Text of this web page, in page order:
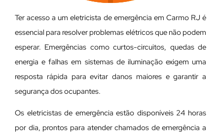
Ter acesso a um eletricista de emergência em Carmo RJ é
essencial para resolver problemas elétricos que não podem
esperar. Emergências como curtos-circuitos, quedas de
energia e falhas em sistemas de iluminação exigem uma
resposta rápida para evitar danos maiores e garantir a
segurança dos ocupantes.
Os eletricistas de emergência estão disponíveis 24 horas
por dia, prontos para atender chamados de emergência a